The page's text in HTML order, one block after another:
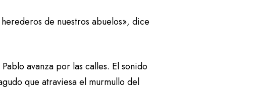
de nuestros abuelos», dice
avanza por las calles. El sonido
que atraviesa el murmullo del